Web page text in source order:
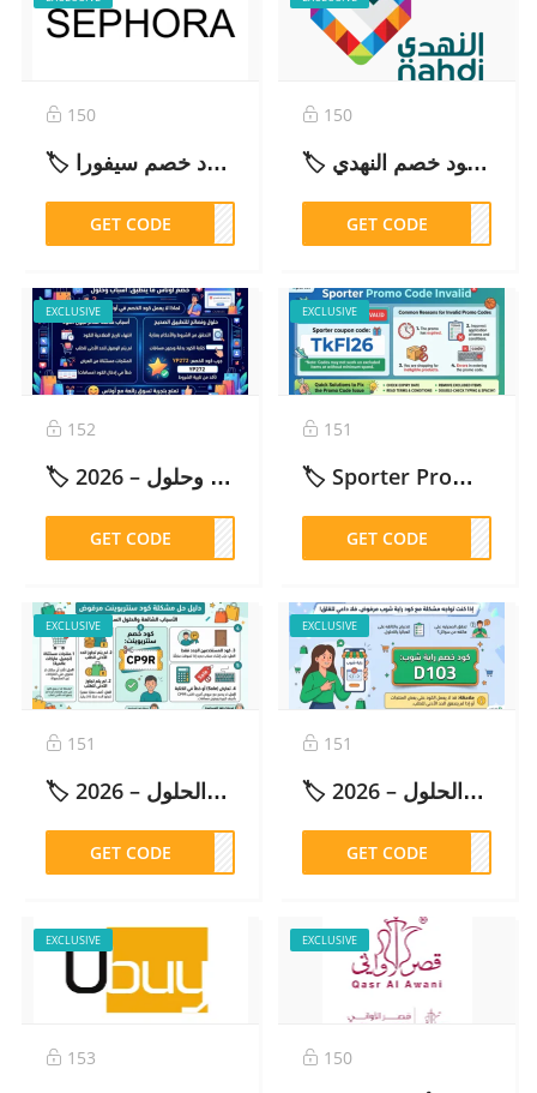
150
🏷️ كود خصم سيفورا (FW5) حتى 70% على جميع المنتجات – 2026
GET CODE
150
🏷️ كود خصم النهدي P8MO خصم حتى 40% على جميع المنتجات – 2026
GET CODEP8MO
EXCLUSIVE
152
🏷️ خصم اوناس ما ينطبق: أسباب وحلول – 2026
GET CODEP272
EXCLUSIVE
151
🏷️ Sporter Promo Code Invalid , provide quick solutions – 2026
GET CODEFL26
EXCLUSIVE
151
🏷️ كود سنتربوينت مرفوض: الأسباب والحلول – 2026
GET CODECP9R
EXCLUSIVE
151
🏷️ كود راية شوب مرفوض: الأسباب والحلول – 2026
GET CODED103
EXCLUSIVE
153
EXCLUSIVE
150